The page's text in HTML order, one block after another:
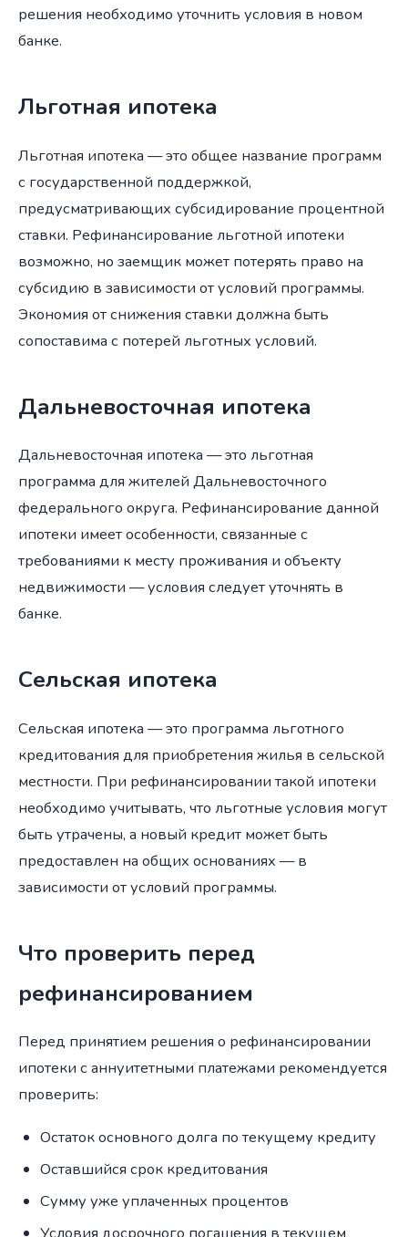
решения необходимо уточнить условия в новом
банке.
Льготная ипотека
Льготная ипотека — это общее название программ
с государственной поддержкой,
предусматривающих субсидирование процентной
ставки. Рефинансирование льготной ипотеки
возможно, но заемщик может потерять право на
субсидию в зависимости от условий программы.
Экономия от снижения ставки должна быть
сопоставима с потерей льготных условий.
Дальневосточная ипотека
Дальневосточная ипотека — это льготная
программа для жителей Дальневосточного
федерального округа. Рефинансирование данной
ипотеки имеет особенности, связанные с
требованиями к месту проживания и объекту
недвижимости — условия следует уточнять в
банке.
Сельская ипотека
Сельская ипотека — это программа льготного
кредитования для приобретения жилья в сельской
местности. При рефинансировании такой ипотеки
необходимо учитывать, что льготные условия могут
быть утрачены, а новый кредит может быть
предоставлен на общих основаниях — в
зависимости от условий программы.
Что проверить перед
рефинансированием
Перед принятием решения о рефинансировании
ипотеки с аннуитетными платежами рекомендуется
проверить:
Остаток основного долга по текущему кредиту
Оставшийся срок кредитования
Сумму уже уплаченных процентов